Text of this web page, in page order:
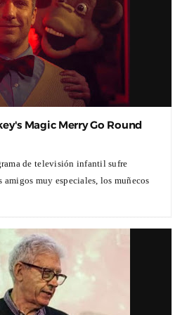
Magic Merry Go Round
de televisión infantil sufre
amigos muy especiales, los muñecos